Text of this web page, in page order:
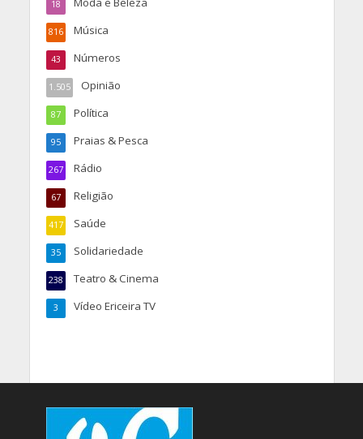
18
Música
816
Números
43
Opinião
1.505
Política
87
Praias & Pesca
95
Rádio
267
Religião
67
Saúde
417
Solidariedade
35
Teatro & Cinema
238
Vídeo Ericeira TV
3